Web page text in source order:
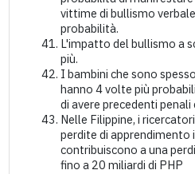
vittime di bullismo
probabilità.
L'impatto del bullismo a
più.
I bambini che sono
hanno 4 volte più
di avere precedenti penali
Nelle Filippine, i
perdite di
contribuiscono a una
fino a 20 miliardi di PHP